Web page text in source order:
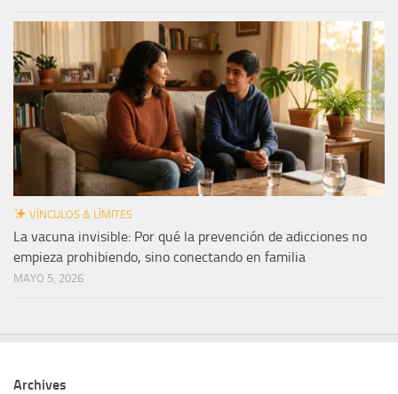
VÍNCULOS & LÍMITES
La vacuna invisible: Por qué la prevención de adicciones no
empieza prohibiendo, sino conectando en familia
MAYO 5, 2026
Archives